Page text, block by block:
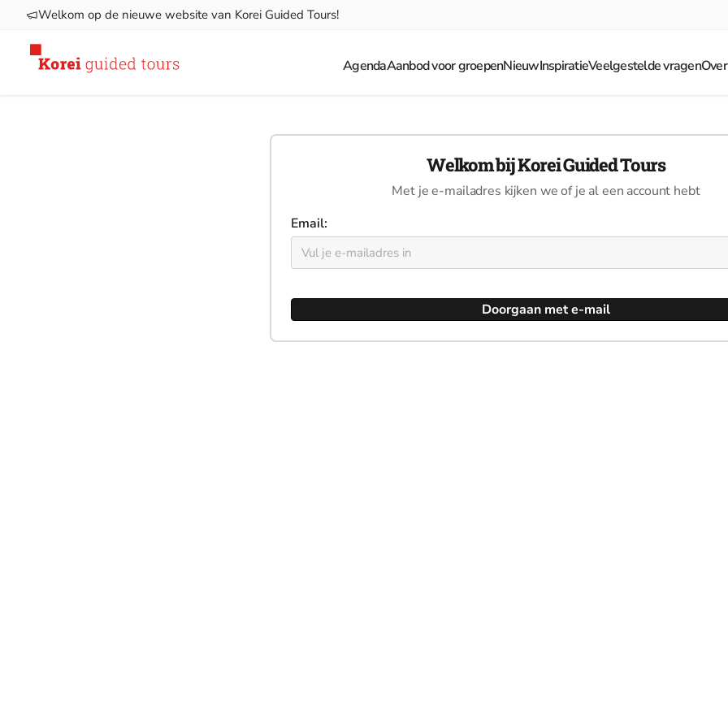
Welkom op de nieuwe website van Korei Guided Tours!
AgendaAanbod voor groepenNieuwInspiratieVeelgestelde vragen
Welkom bij Korei Guided Tours
Met je e-mailadres kijken we of je al een account hebt
Email:
Doorgaan met e-mail